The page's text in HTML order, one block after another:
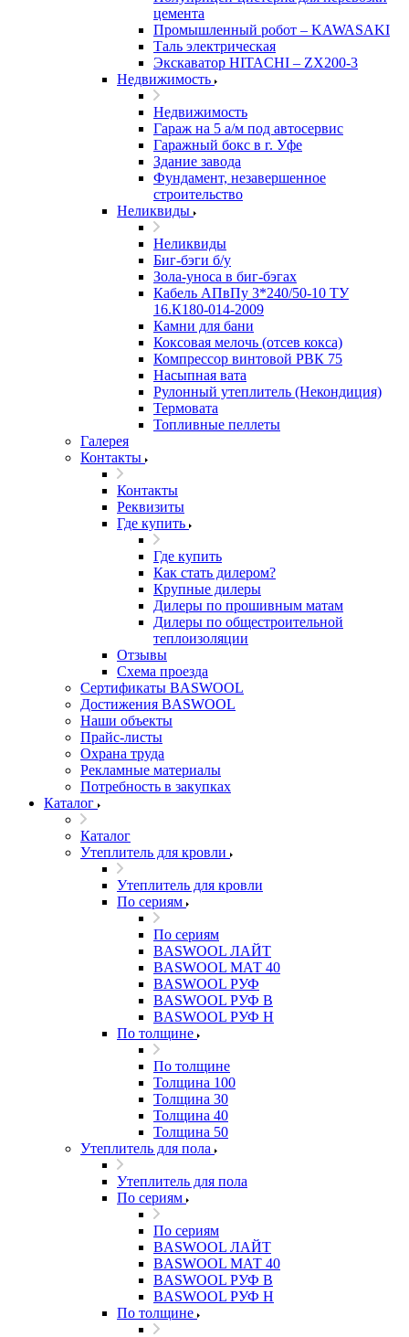
цемента
Промышленный робот – KAWASAKI
Таль электрическая
Экскаватор HITACHI – ZX200-3
Недвижимость
Недвижимость
Гараж на 5 а/м под автосервис
Гаражный бокс в г. Уфе
Здание завода
Фундамент, незавершенное
строительство
Неликвиды
Неликвиды
Биг-бэги б/у
Зола-уноса в биг-бэгах
Кабель АПвПу 3*240/50-10 ТУ
16.К180-014-2009
Камни для бани
Коксовая мелочь (отсев кокса)
Компрессор винтовой РВК 75
Насыпная вата
Рулонный утеплитель (Некондиция)
Термовата
Топливные пеллеты
Галерея
Контакты
Контакты
Реквизиты
Где купить
Где купить
Как стать дилером?
Крупные дилеры
Дилеры по прошивным матам
Дилеры по общестроительной
теплоизоляции
Отзывы
Схема проезда
Сертификаты BASWOOL
Достижения BASWOOL
Наши объекты
Прайс-листы
Охрана труда
Рекламные материалы
Потребность в закупках
Каталог
Каталог
Утеплитель для кровли
Утеплитель для кровли
По сериям
По сериям
BASWOOL ЛАЙТ
BASWOOL МАТ 40
BASWOOL РУФ
BASWOOL РУФ В
BASWOOL РУФ Н
По толщине
По толщине
Толщина 100
Толщина 30
Толщина 40
Толщина 50
Утеплитель для пола
Утеплитель для пола
По сериям
По сериям
BASWOOL ЛАЙТ
BASWOOL МАТ 40
BASWOOL РУФ В
BASWOOL РУФ Н
По толщине